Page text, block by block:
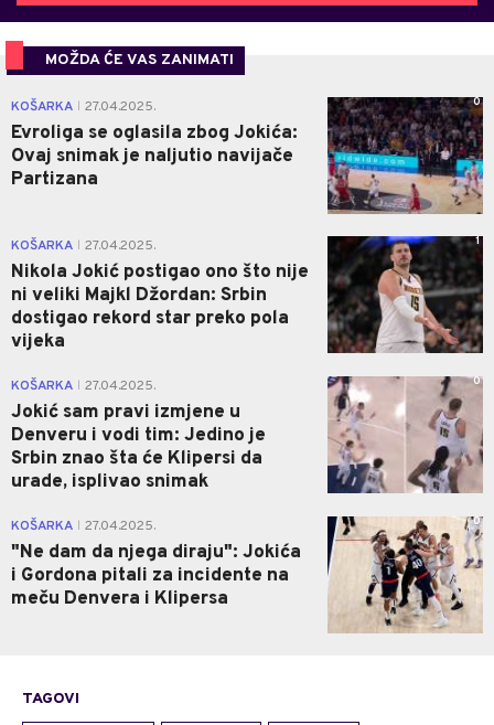
MOŽDA ĆE VAS ZANIMATI
KOŠARKA 27.04.2025.
Evroliga se oglasila zbog Jokića:
Ovaj snimak je naljutio navijače
Partizana
0
KOŠARKA 27.04.2025.
Nikola Jokić postigao ono što nije
ni veliki Majkl Džordan: Srbin
dostigao rekord star preko pola
vijeka
1
KOŠARKA 27.04.2025.
Jokić sam pravi izmjene u
Denveru i vodi tim: Jedino je
Srbin znao šta će Klipersi da
urade, isplivao snimak
0
KOŠARKA 27.04.2025.
"Ne dam da njega diraju": Jokića
i Gordona pitali za incidente na
meču Denvera i Klipersa
0
TAGOVI